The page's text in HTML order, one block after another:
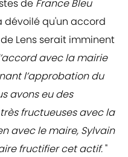
de France Bleu
dévoilé qu'un accord
Lens serait imminent
avec la mairie
l’approbation du
avons eu des
fructueuses avec la
avec le maire, Sylvain
fructifier cet actif."